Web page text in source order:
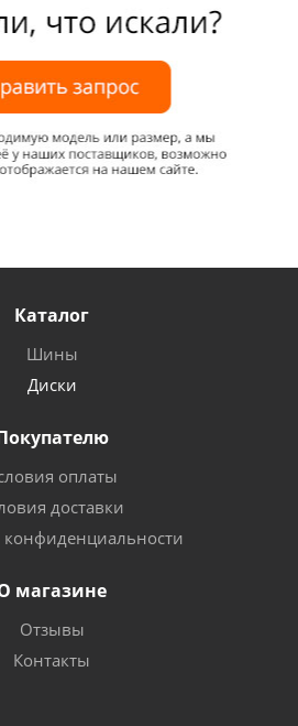
Каталог
Шины
Диски
оплаты
доставки
конфиденциальности
магазине
Отзывы
Контакты